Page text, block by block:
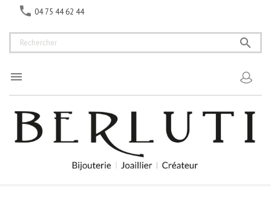
 04 75 44 62 44

